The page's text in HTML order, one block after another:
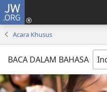
JW.ORG
Acara Khusus
BACA DALAM BAHASA